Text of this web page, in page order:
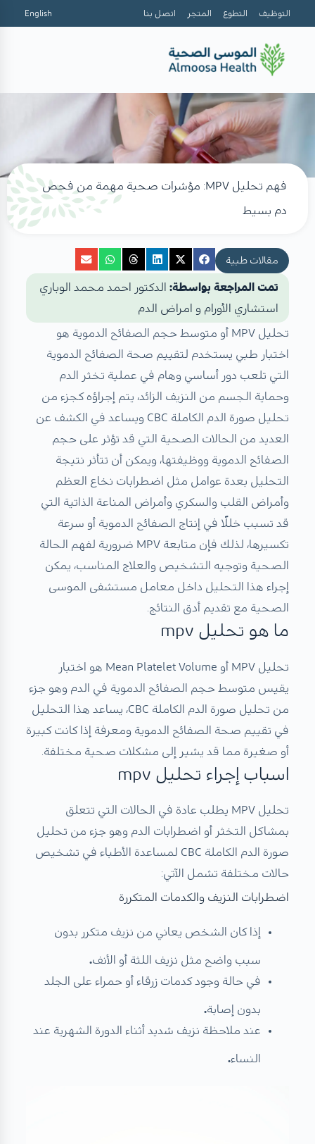
التوظيف التطوع المتجر اتصل بنا English
فهم تحليل MPV: مؤشرات صحية مهمة من فحص
دم بسيط
مقالات طبية
تمت المراجعة بواسطة: الدكتور احمد محمد الوباري
استشاري الأورام و امراض الدم
تحليل MPV أو متوسط حجم الصفائح الدموية هو
اختبار طبي يستخدم لتقييم صحة الصفائح الدموية
التي تلعب دور أساسي وهام في عملية تخثر الدم
وحماية الجسم من النزيف الزائد، يتم إجراؤه كجزء من
تحليل صورة الدم الكاملة CBC ويساعد في الكشف عن
العديد من الحالات الصحية التي قد تؤثر على حجم
الصفائح الدموية ووظيفتها، ويمكن أن تتأثر نتيجة
التحليل بعدة عوامل مثل اضطرابات نخاع العظم
وأمراض القلب والسكري وأمراض المناعة الذاتية التي
قد تسبب خللًا في إنتاج الصفائح الدموية أو سرعة
تكسيرها، لذلك فإن متابعة MPV ضرورية لفهم الحالة
الصحية وتوجيه التشخيص والعلاج المناسب، يمكن
إجراء هذا التحليل داخل معامل مستشفى الموسى
الصحية مع تقديم أدق النتائج.
ما هو تحليل mpv
تحليل MPV أو Mean Platelet Volume هو اختبار
يقيس متوسط حجم الصفائح الدموية في الدم وهو جزء
من تحليل صورة الدم الكاملة CBC، يساعد هذا التحليل
في تقييم صحة الصفائح الدموية ومعرفة إذا كانت كبيرة
أو صغيرة مما قد يشير إلى مشكلات صحية مختلفة.
اسباب إجراء تحليل mpv
تحليل MPV يطلب عادة في الحالات التي تتعلق
بمشاكل التخثر أو اضطرابات الدم وهو جزء من تحليل
صورة الدم الكاملة CBC لمساعدة الأطباء في تشخيص
حالات مختلفة تشمل الآتي:
اضطرابات النزيف والكدمات المتكررة
إذا كان الشخص يعاني من نزيف متكرر بدون
سبب واضح مثل نزيف اللثة أو الأنف.
في حالة وجود كدمات زرقاء أو حمراء على الجلد
بدون إصابة.
عند ملاحظة نزيف شديد أثناء الدورة الشهرية عند
النساء.